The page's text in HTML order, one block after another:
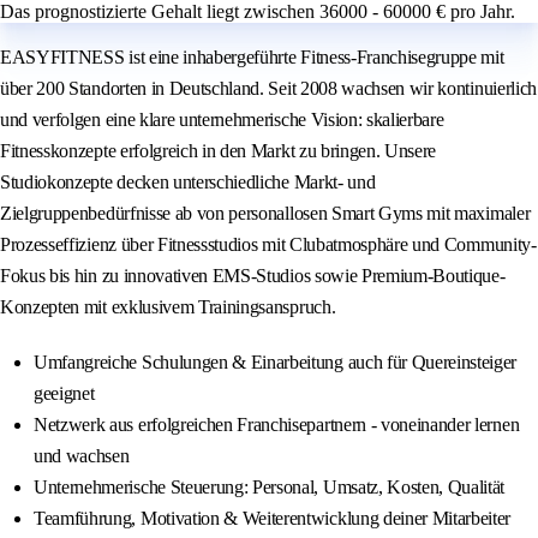
Das prognostizierte Gehalt liegt zwischen 36000 - 60000 € pro Jahr.
EASYFITNESS ist eine inhabergeführte Fitness-Franchisegruppe mit
über 200 Standorten in Deutschland. Seit 2008 wachsen wir kontinuierlich
und verfolgen eine klare unternehmerische Vision: skalierbare
Fitnesskonzepte erfolgreich in den Markt zu bringen. Unsere
Studiokonzepte decken unterschiedliche Markt- und
Zielgruppenbedürfnisse ab von personallosen Smart Gyms mit maximaler
Prozesseffizienz über Fitnessstudios mit Clubatmosphäre und Community-
Fokus bis hin zu innovativen EMS-Studios sowie Premium-Boutique-
Konzepten mit exklusivem Trainingsanspruch.
Umfangreiche Schulungen & Einarbeitung auch für Quereinsteiger
geeignet
Netzwerk aus erfolgreichen Franchisepartnern - voneinander lernen
und wachsen
Unternehmerische Steuerung: Personal, Umsatz, Kosten, Qualität
Teamführung, Motivation & Weiterentwicklung deiner Mitarbeiter